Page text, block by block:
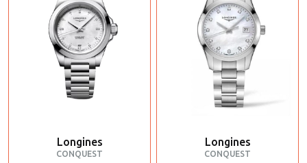
Longines
CONQUEST
Longines
CONQUEST